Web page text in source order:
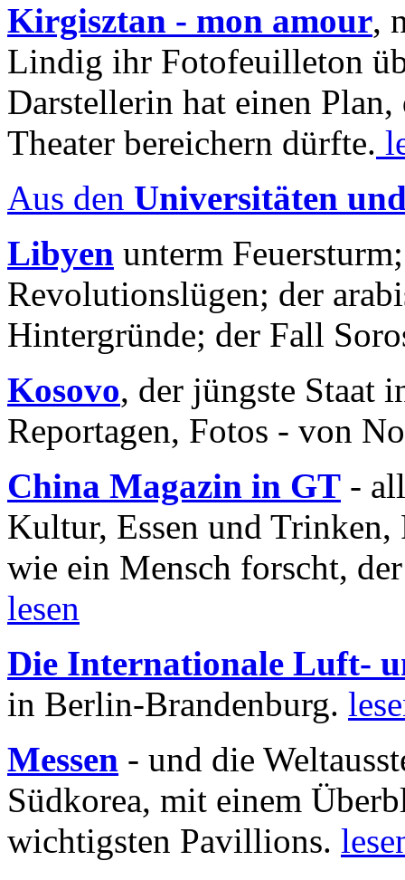
Kirgisztan - mon amour,
Lindig ihr Fotofeuilleton
Darstellerin hat einen Plan,
Theater bereichern dürfte.
Aus den Universitäten
Libyen unterm
Revolutionslügen; der
Hintergründe; der Fall
Kosovo, der jüngste Staat
Reportagen, Fotos - von
China Magazin in GT -
Kultur, Essen und
wie ein Mensch forscht,
lesen
Die Internationale Luft-
in Berlin-Brandenburg.
Messen - und die
Südkorea, mit einem
wichtigsten Pavillions.